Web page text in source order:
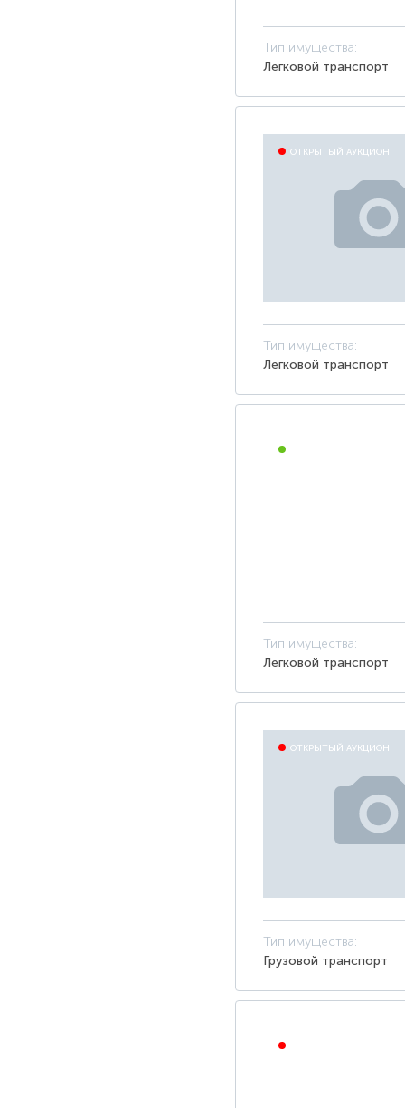
Тип имущества:
Легковой транспорт
ОТКРЫТЫЙ АУКЦИОН
Тип имущества:
Легковой транспорт
Тип имущества:
Легковой транспорт
ОТКРЫТЫЙ АУКЦИОН
Тип имущества:
Грузовой транспорт